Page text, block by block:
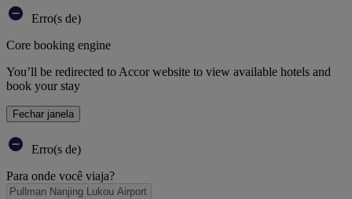
Erro(s de)
Core booking engine
You’ll be redirected to Accor website to view available hotels and
book your stay
Fechar janela
Erro(s de)
Para onde você viaja?